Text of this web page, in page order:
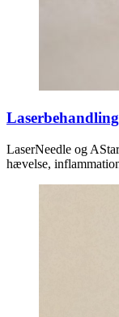
Laserbehandling
LaserNeedle og
hævelse,